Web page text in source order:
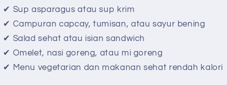
✔ Sup asparagus atau sup krim
✔ Campuran capcay, tumisan, atau sayur bening
✔ Salad sehat atau isian sandwich
✔ Omelet, nasi goreng, atau mi goreng
✔ Menu vegetarian dan makanan sehat rendah kalori